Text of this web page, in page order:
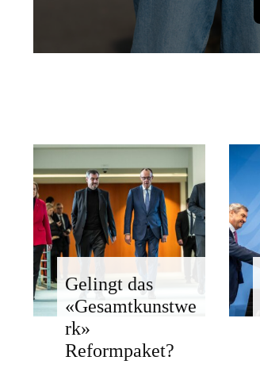
Gelingt das
«Gesamtkunstwe
rk»
Reformpaket?